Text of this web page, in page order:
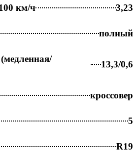
км/ч 3,23
полный
13,3/0,6
кроссовер
5
R19